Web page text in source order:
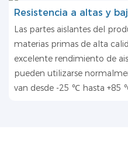
Resistencia a altas y
Las partes aislantes del
materias primas de alta
excelente rendimiento de
pueden utilizarse
van desde -25 ℃ hasta +85